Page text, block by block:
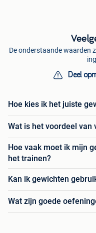
De onderstaande waarden
Deel
Hoe kies ik het juiste
Wat is het voordeel
Hoe vaak moet ik mijn
het trainen?
Kan ik gewichten
Wat zijn goede